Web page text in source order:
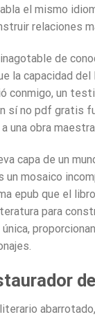
el mismo
relaciones
de
la capacidad
conmigo, un
sí no pdf gratis
una obra
capa de un
un mosaico
epub que el
para
literario